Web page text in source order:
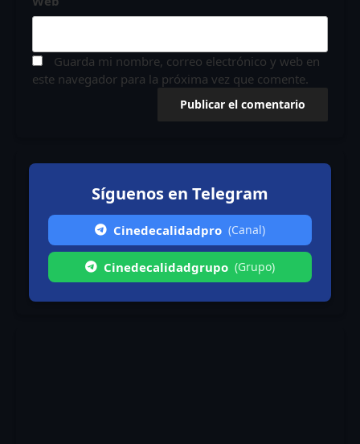
Guarda mi nombre, correo electrónico y web en
este navegador para la próxima vez que comente.
Síguenos en Telegram
Cinedecalidadpro (Canal)
Cinedecalidadgrupo (Grupo)